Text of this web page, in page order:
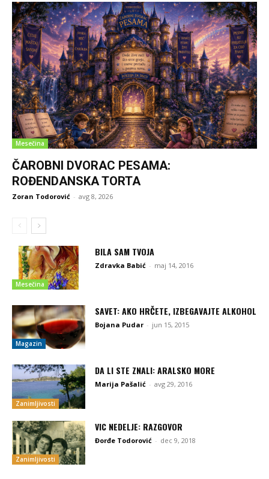
Mesečina
ČAROBNI DVORAC PESAMA:
ROĐENDANSKA TORTA
Zoran Todorović - avg 8, 2026
Mesečina
BILA SAM TVOJA
Zdravka Babić - maj 14, 2016
Magazin
SAVET: AKO HRČETE, IZBEGAVAJTE ALKOHOL
Bojana Pudar - jun 15, 2015
Zanimljivosti
DA LI STE ZNALI: ARALSKO MORE
Marija Pašalić - avg 29, 2016
Zanimljivosti
VIC NEDELJE: RAZGOVOR
Đorđe Todorović - dec 9, 2018